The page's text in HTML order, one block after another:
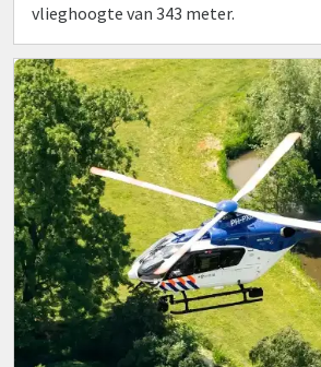
vlieghoogte van 343 meter.